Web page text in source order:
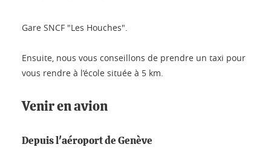
Gare SNCF "Les Houches".
Ensuite, nous vous conseillons de prendre un taxi pour
vous rendre à l’école située à 5 km.
Venir en avion
Depuis l'aéroport de Genève